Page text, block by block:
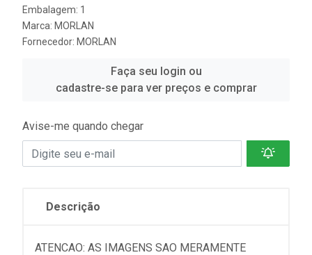
Embalagem: 1
Marca: MORLAN
Fornecedor: MORLAN
Faça seu login ou
cadastre-se para ver preços e comprar
Avise-me quando chegar
Descrição
ATENCAO: AS IMAGENS SAO MERAMENTE